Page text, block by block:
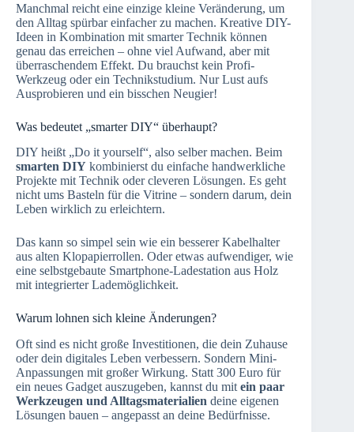
Manchmal reicht eine einzige kleine Veränderung, um
den Alltag spürbar einfacher zu machen. Kreative DIY-
Ideen in Kombination mit smarter Technik können
genau das erreichen – ohne viel Aufwand, aber mit
überraschendem Effekt. Du brauchst kein Profi-
Werkzeug oder ein Technikstudium. Nur Lust aufs
Ausprobieren und ein bisschen Neugier!
Was bedeutet „smarter DIY“ überhaupt?
DIY heißt „Do it yourself“, also selber machen. Beim
smarten DIY kombinierst du einfache handwerkliche
Projekte mit Technik oder cleveren Lösungen. Es geht
nicht ums Basteln für die Vitrine – sondern darum, dein
Leben wirklich zu erleichtern.
Das kann so simpel sein wie ein besserer Kabelhalter
aus alten Klopapierrollen. Oder etwas aufwendiger, wie
eine selbstgebaute Smartphone-Ladestation aus Holz
mit integrierter Lademöglichkeit.
Warum lohnen sich kleine Änderungen?
Oft sind es nicht große Investitionen, die dein Zuhause
oder dein digitales Leben verbessern. Sondern Mini-
Anpassungen mit großer Wirkung. Statt 300 Euro für
ein neues Gadget auszugeben, kannst du mit ein paar
Werkzeugen und Alltagsmaterialien deine eigenen
Lösungen bauen – angepasst an deine Bedürfnisse.